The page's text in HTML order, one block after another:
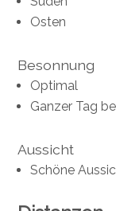
Osten
Besonnung
Optimal
Ganzer Tag
Aussicht
Schöne